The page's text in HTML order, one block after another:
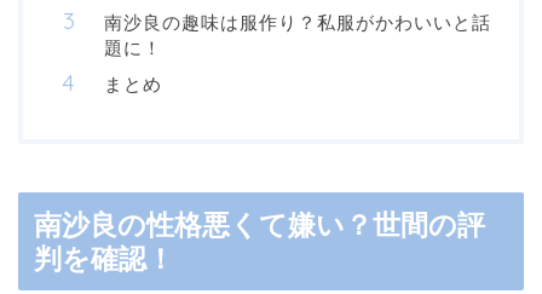
南沙良の趣味は服作り？私服がかわいいと話
題に！
まとめ
南沙良の性格悪くて嫌い？世間の評
判を確認！